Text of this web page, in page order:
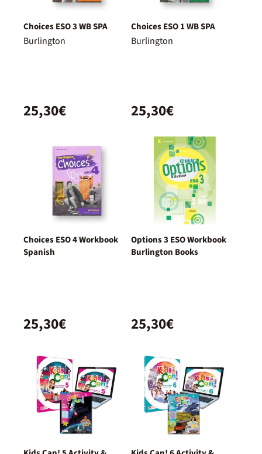
Choices ESO 3 WB SPA
Burlington
25,30€
Choices ESO 1 WB SPA
Burlington
25,30€
Choices ESO 4 Workbook
Spanish
25,30€
Options 3 ESO Workbook
Burlington Books
25,30€